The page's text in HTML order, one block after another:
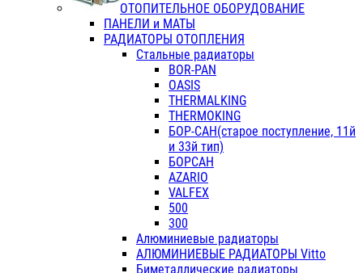
ОТОПИТЕЛЬНОЕ ОБОРУДОВАНИЕ
ПАНЕЛИ и МАТЫ
РАДИАТОРЫ ОТОПЛЕНИЯ
Стальные радиаторы
BOR-PAN
OASIS
THERMALKING
THERMOKING
БОР-САН(старое поступление, 11й
и 33й тип)
БОРСАН
AZARIO
VALFEX
500
300
Алюминиевые радиаторы
АЛЮМИНИЕВЫЕ РАДИАТОРЫ Vitto
Биметаллические радиаторы